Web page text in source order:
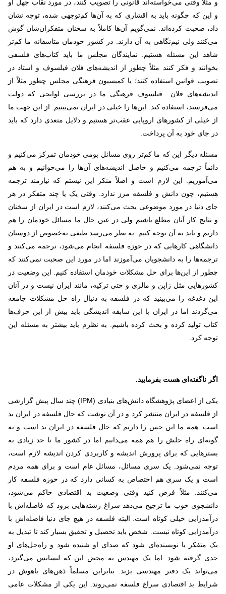
و مثلاً وقتی می‌خواسته‌اند قانونی را تصویب کنند، در مورد نقاب جهل او
و این که چگونه باید به اقشاری که به آن‌ها کم‌توجهی شده، توجه نشان
داد، صحبت کرده‌اند. نمی‌گویم آن‌ها کاملاً به سخنان متفکران‌شان گوش
می‌کنند ولی نیم‌نگاهی به آن دارند. در کشور خودمان متاسفانه ما کم‌تر
شاهد این مسئله هستیم. نمایندگان مجلس ما باید کتاب‌های فلسفی
بخوانند و فکر کنند مثلاً چطور از اندیشه‌های فلان فیلسوف و استاد در
تصویب قوانین استفاده کنند؛ یا کمیسیون فرهنگی مجلس چطور مثلاً از
اندیشه‌های فلان فیلسوف فرهنگی ما در بررسی لوایحی که دولت
می‌فرستد، استفاده کند. این‌ها را خیلی در ایران نمی‌بینیم. از این‌ جهت ما
از خیلی از کشورهای اروپایی عقب‌تر هستیم و دلایل متعدی دارد که باید
در جای خود به آن پرداخت.
مسئله دیگر این که ما کم‌تر روی مسائل بومی خودمان تمرکز می‌کنیم و
دائماً ترجمه می‌کنیم و حاصل اندیشه‌های آن‌ها را می‌خوانیم و به هم
می‌آموزیم. این لازم است و اصلاً منکر این نیستم که نیازمند ترجمه
هستیم، چون دانش و فلسفه مرز ندارد. وقتی یک یا چند متفکر در هر
جای دنیا در مورد موضوعی بحث می‌کنند، لازم است در ایران از سخنان
و نتایج کار آنان مطلع باشیم ولی در عین حال ما مسائل خودمان را هم
داریم و باید به آن توجه کنیم. به نظر می‌رسد طیفی به‌خصوص از دوستان
دانشگاهی کارهایی که در حوزه فلسفه انجام می‌شود، ترجمه می‌کنند و
ترجمه‌ها را به دانشجویان می‌آموزند اما در مورد این صحبت نمی‌کنند که
چطور از این‌ها برای حل مشکلات خودمان استفاده کنیم. این وضعیت در
کشورهایی مثل ژاپن و مالزی و حتی ترکیه، مانند ایران نیست و در آنان
این دغدغه را می‌بینید که در فلسفه به دنبال راه حل مشکلات جامعه
می‌گردند اما در ایران با این سابقه اندیشگی باید بیش از این حرف‌ها
کتاب تولید کرده و بحث کرده باشیم. به نظرم باید بیشتر به مسئله این
توجه کرد.
اگر ناگفته‌ای هست بفرمایید.
یکی از اعضای پژوهشگاه دانش‌های بنیادی (IPM) چند سال پیش گزارشی
از فلسفه در ایران منتشر کرد و در آن نوشت که حال فلسفه در ایران بد
است. همه ما این حس را داریم که حال فلسفه در ایران بد است و به
گونه‌ای راه حلش را هم همه می‌دانیم اما در کشور ما تا حد زیادی به
بسترهایی که برای پرورش اندیشه و کاربردی کردن اندیشه لازم است،
توجه نمی‌شود. یک سری مسائل، مسائل عام است و برای همه مردم
است و یک سری هم اختصاص به کسانی دارد که در حوزه فلسفه کار
می‌کنند. مثلاً فرض کنید وقتی وضعیت بد اقتصادی حاکم می‌شود،
دانشجوی خوب ما ترجیح می‌دهد سراغ رشته‌هایی برود که فاصله‌اش با
درآمدزایی خیلی کوتاه است. البته فلسفه در هیچ جای دنیا فاصله‌اش با
درآمدزایی کوتاه نیست. شخص باید تحصیل و تحقیق بسیار کند تا تبدیل به
یک متفکر یا نویسنده‌ای شود که صدای او شنیده شود و راه‌حل‌های او
جدی گرفته شود. اما یک مهندس به محض این که لیسانس می‌گیرد،
می‌تواند یک دفتر مهندسی بزند. بنابراین مسلماً ذهن‌های باهوش در
شرایط بد اقتصادی سراغ فلسفه نمی‌روند. این یکی از مشکلات عامی